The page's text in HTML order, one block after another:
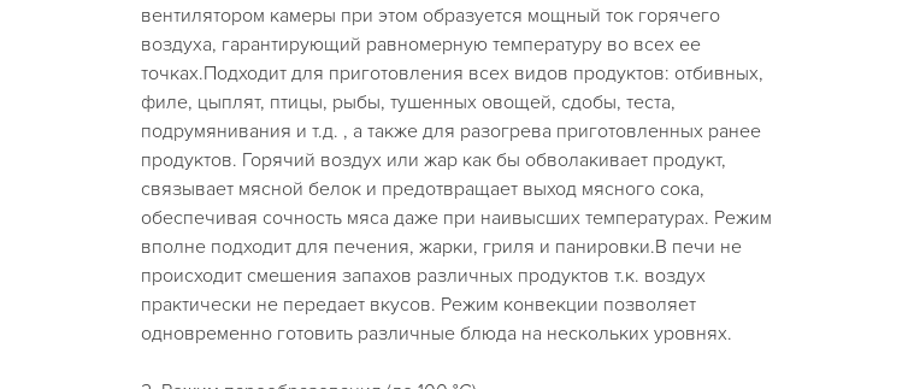
вентилятором камеры при этом образуется мощный ток горячего
воздуха, гарантирующий равномерную температуру во всех ее
точках.Подходит для приготовления всех видов продуктов: отбивных,
филе, цыплят, птицы, рыбы, тушенных овощей, сдобы, теста,
подрумянивания и т.д. , а также для разогрева приготовленных ранее
продуктов. Горячий воздух или жар как бы обволакивает продукт,
связывает мясной белок и предотвращает выход мясного сока,
обеспечивая сочность мяса даже при наивысших температурах. Режим
вполне подходит для печения, жарки, гриля и панировки.В печи не
происходит смешения запахов различных продуктов т.к. воздух
практически не передает вкусов. Режим конвекции позволяет
одновременно готовить различные блюда на нескольких уровнях.